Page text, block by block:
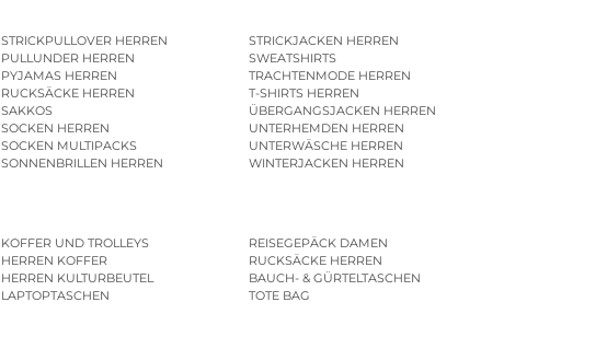
STRICKPULLOVER HERREN
PULLUNDER HERREN
PYJAMAS HERREN
RUCKSÄCKE HERREN
SAKKOS
SOCKEN HERREN
SOCKEN MULTIPACKS
SONNENBRILLEN HERREN
STRICKJACKEN HERREN
SWEATSHIRTS
TRACHTENMODE HERREN
T-SHIRTS HERREN
ÜBERGANGSJACKEN HERREN
UNTERHEMDEN HERREN
UNTERWÄSCHE HERREN
WINTERJACKEN HERREN
KOFFER UND TROLLEYS
HERREN KOFFER
HERREN KULTURBEUTEL
LAPTOPTASCHEN
REISEGEPÄCK DAMEN
RUCKSÄCKE HERREN
BAUCH- & GÜRTELTASCHEN
TOTE BAG